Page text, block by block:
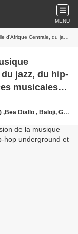
MENU
et des influences musicales des USA.
jazz, du hip-
musicales
,Djubay ,B.D Banx, Rifi Kitouka ,Six,Fresk ,Congo, Oussou